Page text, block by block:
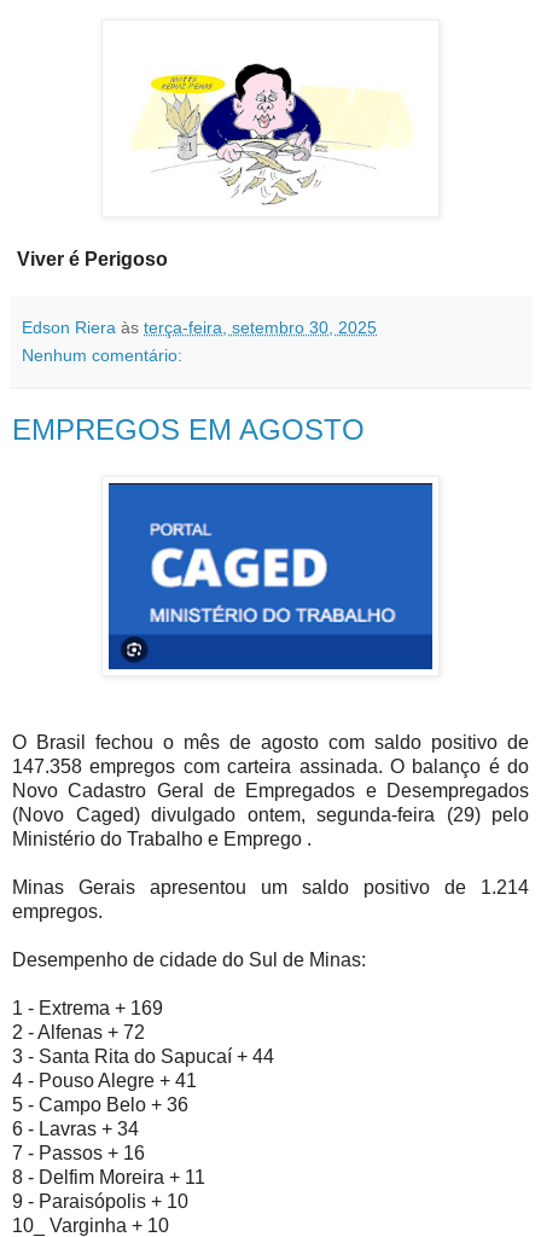
Viver é Perigoso
Edson Riera às terça-feira, setembro 30, 2025
Nenhum comentário:
EMPREGOS EM AGOSTO
O Brasil fechou o mês de agosto com saldo positivo de
147.358 empregos com carteira assinada. O balanço é do
Novo Cadastro Geral de Empregados e Desempregados
(Novo Caged) divulgado ontem, segunda-feira (29) pelo
Ministério do Trabalho e Emprego .
Minas Gerais apresentou um saldo positivo de 1.214
empregos.
Desempenho de cidade do Sul de Minas:
1 - Extrema + 169
2 - Alfenas + 72
3 - Santa Rita do Sapucaí + 44
4 - Pouso Alegre + 41
5 - Campo Belo + 36
6 - Lavras + 34
7 - Passos + 16
8 - Delfim Moreira + 11
9 - Paraisópolis + 10
10_ Varginha + 10